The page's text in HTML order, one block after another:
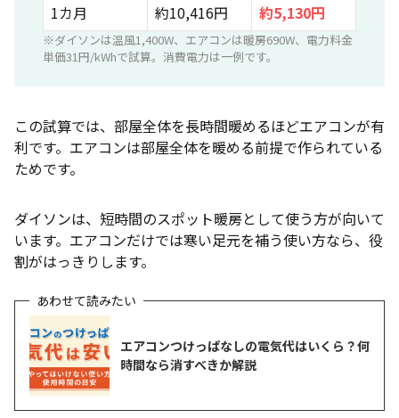
1カ月
約10,416円 約5,130円
※ダイソンは温風1,400W、エアコンは暖房690W、電力料金
単価31円/kWhで試算。消費電力は一例です。
この試算では、部屋全体を長時間暖めるほどエアコンが有
利です。エアコンは部屋全体を暖める前提で作られている
ためです。
ダイソンは、短時間のスポット暖房として使う方が向いて
います。エアコンだけでは寒い足元を補う使い方なら、役
割がはっきりします。
エアコンつけっぱなしの電気代はいくら？何
時間なら消すべきか解説